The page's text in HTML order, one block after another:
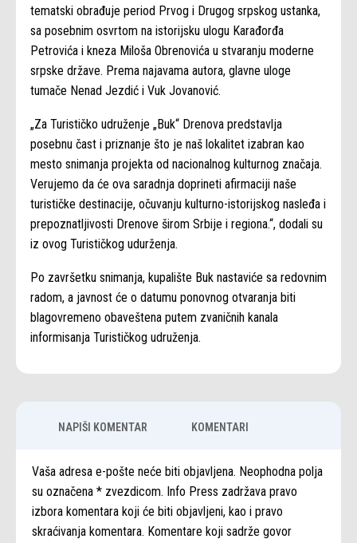
tematski obrađuje period Prvog i Drugog srpskog ustanka,
sa posebnim osvrtom na istorijsku ulogu Karađorđa
Petrovića i kneza Miloša Obrenovića u stvaranju moderne
srpske države. Prema najavama autora, glavne uloge
tumače Nenad Jezdić i Vuk Jovanović.
„Za Turističko udruženje „Buk“ Drenova predstavlja
posebnu čast i priznanje što je naš lokalitet izabran kao
mesto snimanja projekta od nacionalnog kulturnog značaja.
Verujemo da će ova saradnja doprineti afirmaciji naše
turističke destinacije, očuvanju kulturno-istorijskog nasleđa i
prepoznatljivosti Drenove širom Srbije i regiona.“, dodali su
iz ovog Turističkog udurženja.
Po završetku snimanja, kupalište Buk nastaviće sa redovnim
radom, a javnost će o datumu ponovnog otvaranja biti
blagovremeno obaveštena putem zvaničnih kanala
informisanja Turističkog udruženja.
NAPIŠI KOMENTAR KOMENTARI
Vaša adresa e-pošte neće biti objavljena. Neophodna polja
su označena * zvezdicom. Info Press zadržava pravo
izbora komentara koji će biti objavljeni, kao i pravo
skraćivanja komentara. Komentare koji sadrže govor